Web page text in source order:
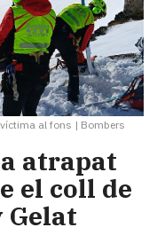
al fons | Bombers
atrapat
el coll de
Gelat